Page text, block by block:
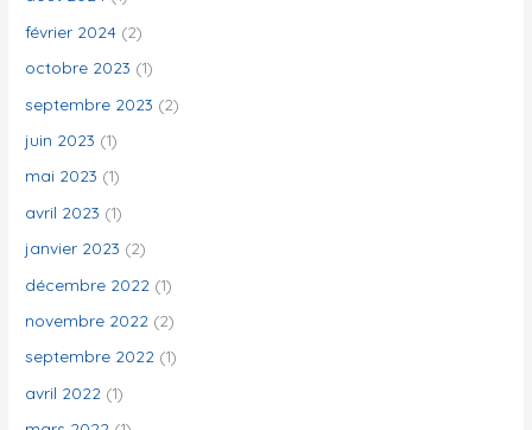
février 2024 (2)
octobre 2023 (1)
septembre 2023 (2)
juin 2023 (1)
mai 2023 (1)
avril 2023 (1)
janvier 2023 (2)
décembre 2022 (1)
novembre 2022 (2)
septembre 2022 (1)
avril 2022 (1)